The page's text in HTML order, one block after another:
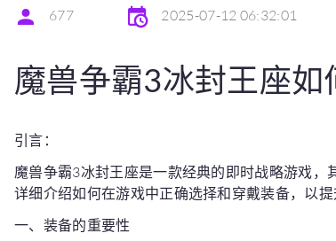
677 2025-07-12 06:32:01
魔兽争霸3冰封王座如
引言：
魔兽争霸3冰封王座是一款经典的即时战略游戏
详细介绍如何在游戏中正确选择和穿戴装备，以提
一、装备的重要性